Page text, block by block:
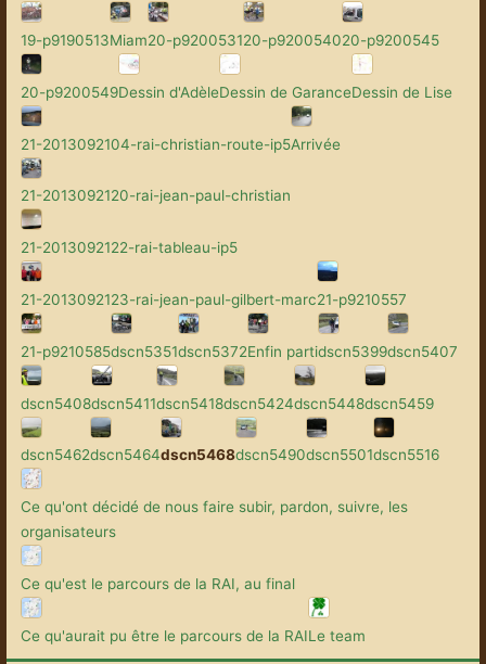
19-p9190513Miam20-p920053120-p920054020-p9200545
20-p9200549Dessin d'AdèleDessin de GaranceDessin de Lise
21-2013092104-rai-christian-route-ip5Arrivée
21-2013092120-rai-jean-paul-christian
21-2013092122-rai-tableau-ip5
21-2013092123-rai-jean-paul-gilbert-marc21-p9210557
21-p9210585dscn5351dscn5372Enfin partidscn5399dscn5407
dscn5408dscn5411dscn5418dscn5424dscn5448dscn5459
dscn5462dscn5464dscn5468dscn5490dscn5501dscn5516
Ce qu'ont décidé de nous faire subir, pardon, suivre, les
organisateurs
Ce qu'est le parcours de la RAI, au final
Ce qu'aurait pu être le parcours de la RAILe team